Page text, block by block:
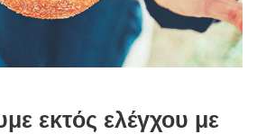
εκτός ελέγχου με